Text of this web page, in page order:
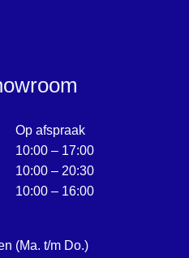
Op afspraak
10:00 – 17:00
10:00 – 20:30
10:00 – 16:00
(Ma. t/m Do.)